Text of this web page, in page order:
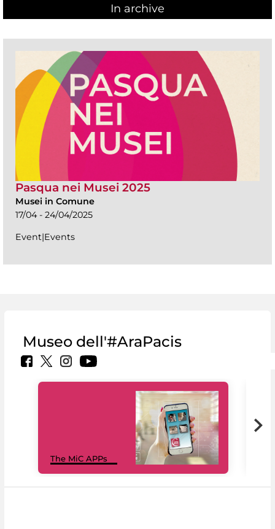
In archive
Pasqua nei Musei 2025
Musei in Comune
17/04 - 24/04/2025
Event|Events
Museo dell'#AraPacis
The MiC APPs